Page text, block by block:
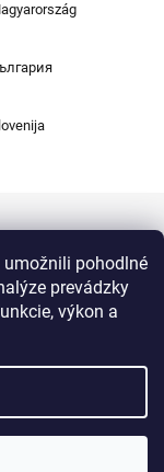
umožnili pohodlné
prevádzky
výkon a
medzi prehliadačom
zašifrovanej podobe.